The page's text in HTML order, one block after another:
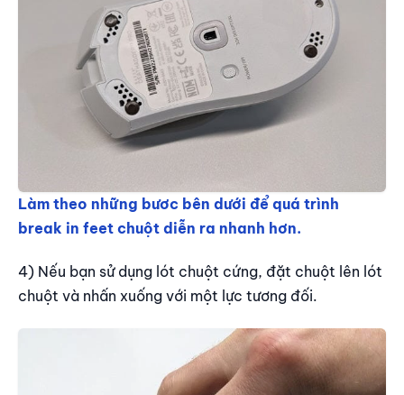
Làm theo những bươc bên dưới để quá trình
break in feet chuột diễn ra nhanh hơn.
4) Nếu bạn sử dụng lót chuột cứng, đặt chuột lên lót
chuột và nhấn xuống với một lực tương đối.